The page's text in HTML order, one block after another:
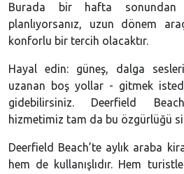
Burada bir hafta sonundan
planlıyorsanız, uzun dönem
konforlu bir tercih olacaktır.
Hayal edin: güneş, dalga
uzanan boş yollar - gitmek
gidebilirsiniz. Deerfield
hizmetimiz tam da bu özgürlüğü
Deerfield Beach’te aylık araba
hem de kullanışlıdır. Hem